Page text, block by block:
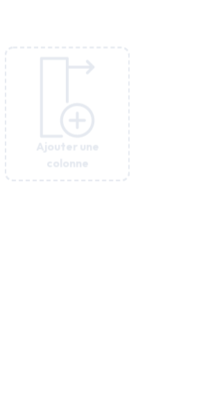
Ajouter une
colonne
Ajouter une
colonne
Ajouter une
colonne
Ajouter une
colonne
Ajouter une
colonne
Ajouter une
colonne